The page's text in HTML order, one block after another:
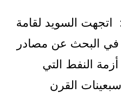
اتجهت السويد لقامة
البحث عن مصادر
أزمة النفط التي
القرن